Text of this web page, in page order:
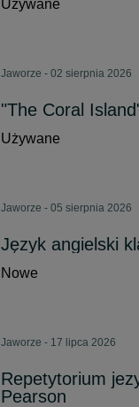
Używane
Jaworze - 02 sierpnia 2026
"The Coral
Używane
Jaworze - 05 sierpnia 2026
Język angielski
Nowe
Jaworze - 17 lipca 2026
Repetytorium
Pearson